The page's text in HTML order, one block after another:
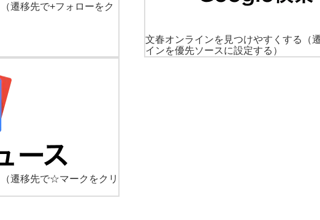
（遷移先で+フォローをク
文春オンラインを見つけやすくする
（
インを優先ソースに設定する）
（遷移先で☆マークをクリ